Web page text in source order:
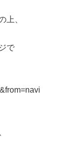
上、
で